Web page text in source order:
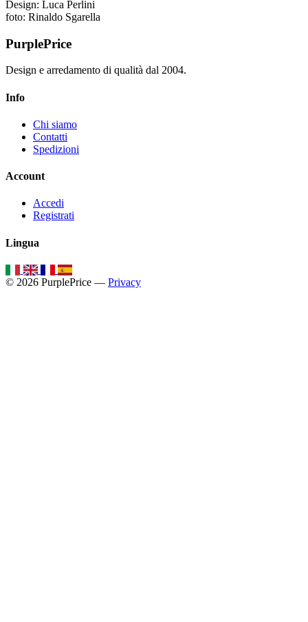
Design: Luca Perlini
foto: Rinaldo Sgarella
PurplePrice
Design e arredamento di qualità dal 2004.
Info
Chi siamo
Contatti
Spedizioni
Account
Accedi
Registrati
Lingua
© 2026 PurplePrice — Privacy